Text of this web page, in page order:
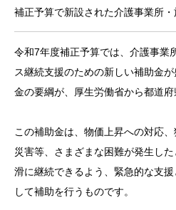
補正予算で新設された介護事業所
令和7年度補正予算では、介護事業
ス継続支援のための新しい補助金
金の要綱が、厚生労働省から都道府
この補助金は、物価上昇への対応
災害等、さまざまな困難が発生し
滑に継続できるよう、緊急的な支
して補助を行うものです。
事業所紹介
お問い合わせ